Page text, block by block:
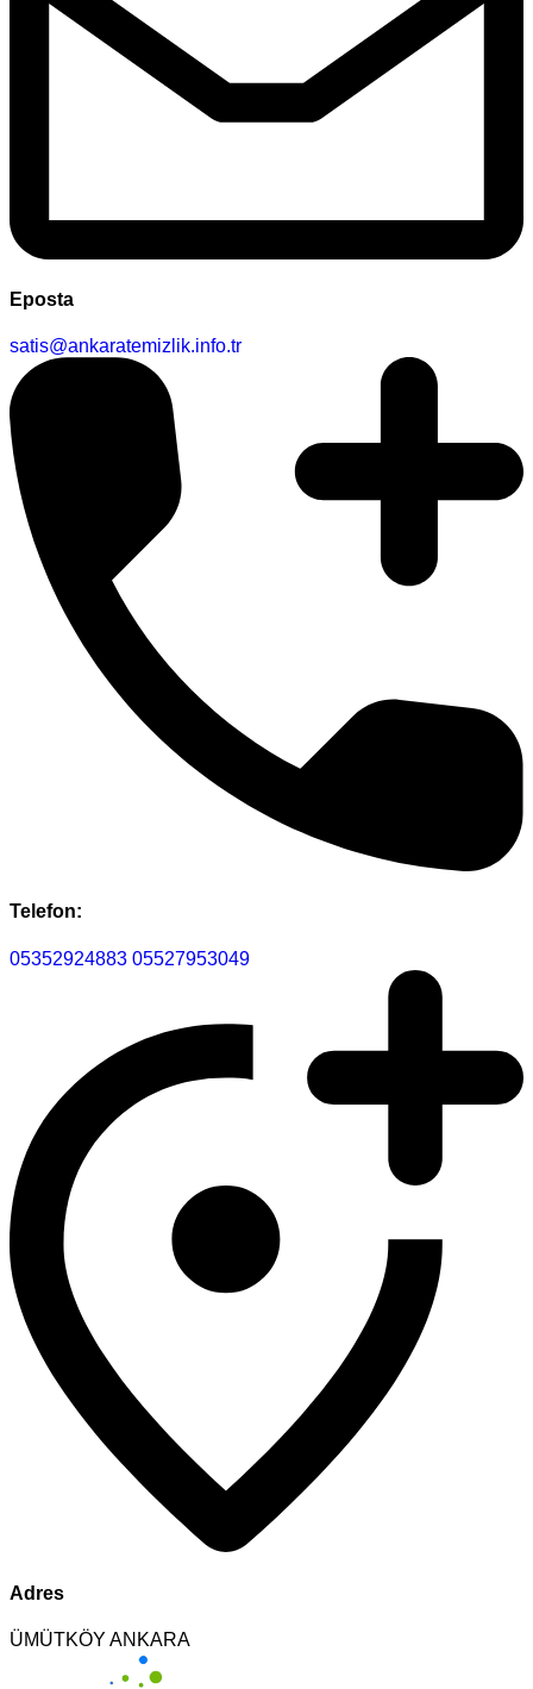
Eposta
satis@ankaratemizlik.info.tr
Telefon:
05352924883 05527953049
Adres
ÜMÜTKÖY ANKARA